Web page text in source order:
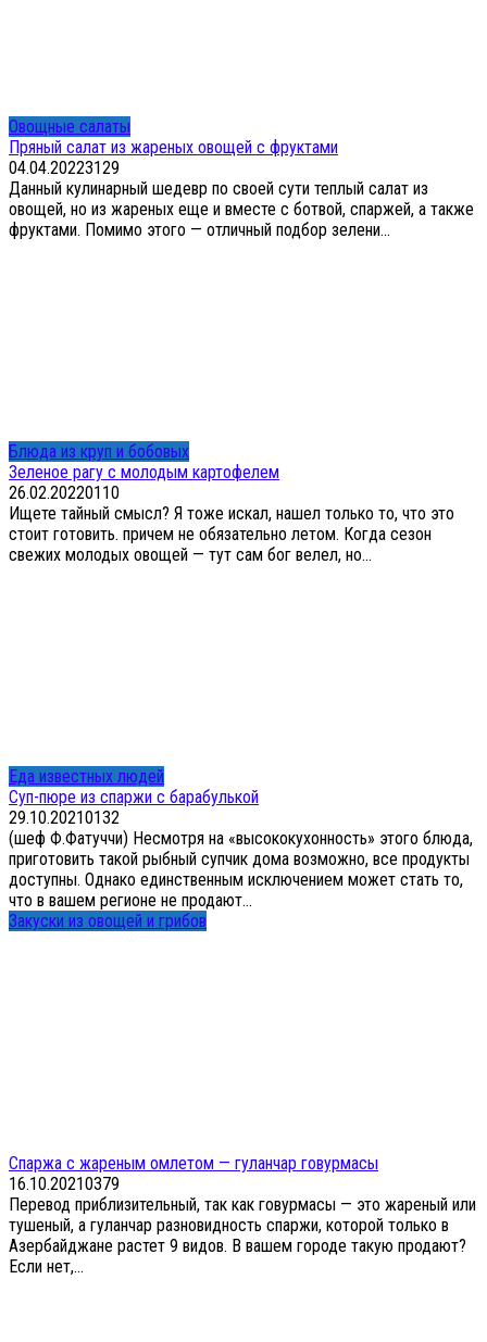
Овощные салаты
Пряный салат из жареных овощей с фруктами
04.04.20223129
Данный кулинарный шедевр по своей сути теплый салат из
овощей, но из жареных еще и вместе с ботвой, спаржей, а также
фруктами. Помимо этого — отличный подбор зелени...
Блюда из круп и бобовых
Зеленое рагу с молодым картофелем
26.02.20220110
Ищете тайный смысл? Я тоже искал, нашел только то, что это
стоит готовить. причем не обязательно летом. Когда сезон
свежих молодых овощей — тут сам бог велел, но...
Еда известных людей
Суп-пюре из спаржи с барабулькой
29.10.20210132
(шеф Ф.Фатуччи) Несмотря на «высококухонность» этого блюда,
приготовить такой рыбный супчик дома возможно, все продукты
доступны. Однако единственным исключением может стать то,
что в вашем регионе не продают...
Закуски из овощей и грибов
Спаржа с жареным омлетом — гуланчар говурмасы
16.10.20210379
Перевод приблизительный, так как говурмасы — это жареный или
тушеный, а гуланчар разновидность спаржи, которой только в
Азербайджане растет 9 видов. В вашем городе такую продают?
Если нет,...